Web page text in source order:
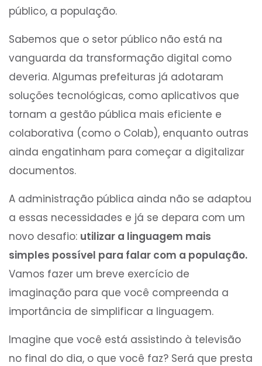
público, a população.
Sabemos que o setor público não está na
vanguarda da transformação digital como
deveria. Algumas prefeituras já adotaram
soluções tecnológicas, como aplicativos que
tornam a gestão pública mais eficiente e
colaborativa (como o Colab), enquanto outras
ainda engatinham para começar a digitalizar
documentos.
A administração pública ainda não se adaptou
a essas necessidades e já se depara com um
novo desafio: utilizar a linguagem mais
simples possível para falar com a população.
Vamos fazer um breve exercício de
imaginação para que você compreenda a
importância de simplificar a linguagem.
Imagine que você está assistindo à televisão
no final do dia, o que você faz? Será que presta